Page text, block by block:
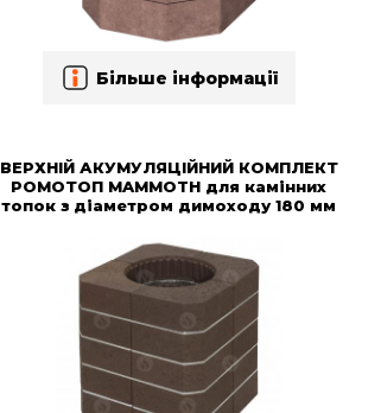
Більше інформації
ВЕРХНІЙ АКУМУЛЯЦІЙНИЙ КОМПЛЕКТ
РОМОТОП MAMMOTH для камінних
топок з діаметром димоходу 180 мм